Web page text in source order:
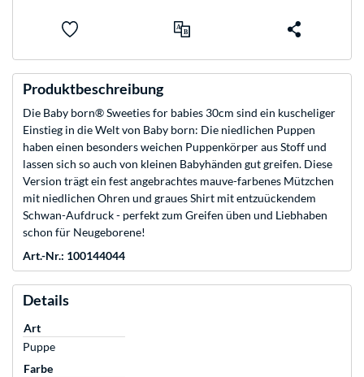
Produktbeschreibung
Die Baby born® Sweeties for babies 30cm sind ein kuscheliger
Einstieg in die Welt von Baby born: Die niedlichen Puppen
haben einen besonders weichen Puppenkörper aus Stoff und
lassen sich so auch von kleinen Babyhänden gut greifen. Diese
Version trägt ein fest angebrachtes mauve-farbenes Mützchen
mit niedlichen Ohren und graues Shirt mit entzuückendem
Schwan-Aufdruck - perfekt zum Greifen üben und Liebhaben
schon für Neugeborene!
Art.-Nr.: 100144044
Details
Art
Puppe
Farbe